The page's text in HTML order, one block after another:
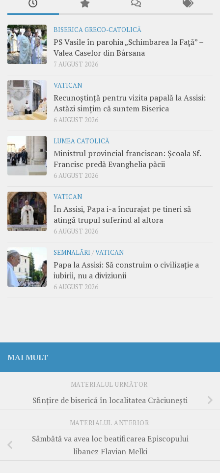
BISERICA GRECO-CATOLICĂ
PS Vasile în parohia „Schimbarea la Față” –
Valea Caselor din Bârsana
7 AUGUST 2026
VATICAN
Recunoștință pentru vizita papală la Assisi:
Astăzi simțim că suntem Biserica
6 AUGUST 2026
LUMEA CATOLICĂ
Ministrul provincial franciscan: Școala Sf.
Francisc predă Evanghelia păcii
6 AUGUST 2026
VATICAN
În Assisi, Papa i-a încurajat pe tineri să
atingă trupul suferind al altora
6 AUGUST 2026
SEMNALĂRI /VATICAN
Papa la Assisi: Să construim o civilizație a
iubirii, nu a diviziunii
6 AUGUST 2026
MAI MULT
MATERIALUL URMĂTOR
Sfințire de biserică în localitatea Crăciunești
MATERIALUL ANTERIOR
Sâmbătă va avea loc beatificarea Episcopului
libanez Flavian Melki